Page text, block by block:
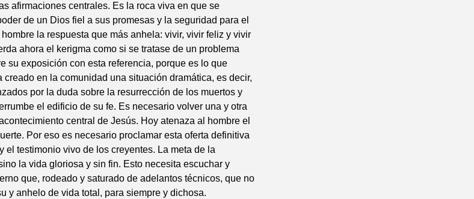
afirmaciones centrales. Es la roca viva en que se
de un Dios fiel a sus promesas y la seguridad para el
la respuesta que más anhela: vivir, vivir feliz y vivir
ahora el kerigma como si se tratase de un problema
su exposición con esta referencia, porque es lo que
creado en la comunidad una situación dramática, es decir,
por la duda sobre la resurrección de los muertos y
el edificio de su fe. Es necesario volver una y otra
central de Jesús. Hoy atenaza al hombre el
Por eso es necesario proclamar esta oferta definitiva
el testimonio vivo de los creyentes. La meta de la
la vida gloriosa y sin fin. Esto necesita escuchar y
que, rodeado y saturado de adelantos técnicos, que no
y anhelo de vida total, para siempre y dichosa.